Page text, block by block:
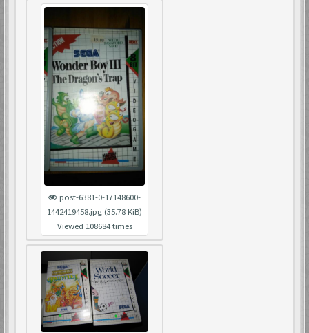
post-6381-0-17148600-
1442419458.jpg (35.78 KiB)
Viewed 108684 times